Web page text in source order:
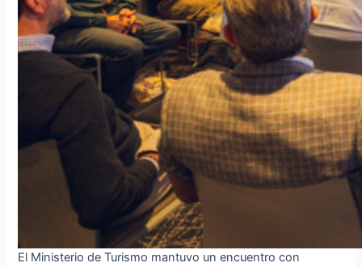
El Ministerio de Turismo mantuvo un encuentro con